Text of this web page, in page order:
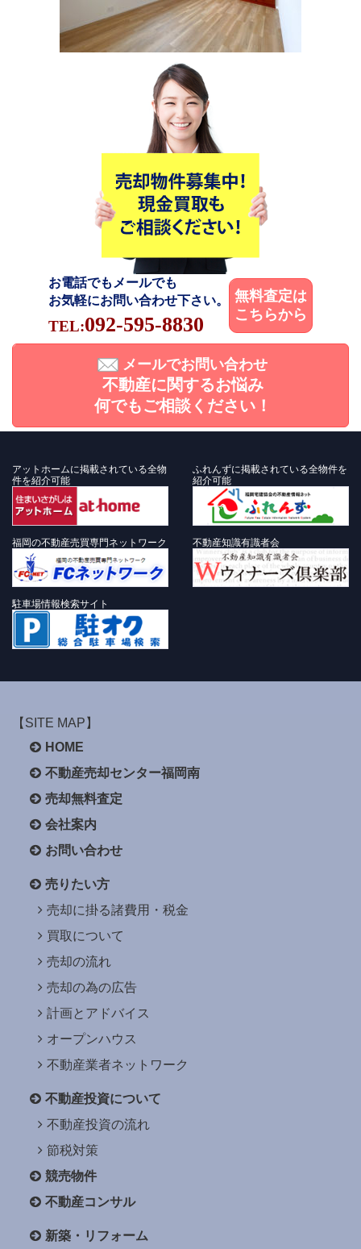
お電話でもメールでも
お気軽にお問い合わせ下さい。
TEL:092-595-8830
無料査定は
こちらから
メールでお問い合わせ
不動産に関するお悩み
何でもご相談ください！
アットホームに掲載されている全物
件を紹介可能
ふれんずに掲載されている全物件を
紹介可能
福岡の不動産売買専門ネットワーク 不動産知識有識者会
駐車場情報検索サイト
【SITE MAP】
HOME
不動産売却センター福岡南
売却無料査定
会社案内
お問い合わせ
売りたい方
売却に掛る諸費用・税金
買取について
売却の流れ
売却の為の広告
計画とアドバイス
オープンハウス
不動産業者ネットワーク
不動産投資について
不動産投資の流れ
節税対策
競売物件
不動産コンサル
新築・リフォーム